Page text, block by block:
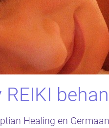
Healing en